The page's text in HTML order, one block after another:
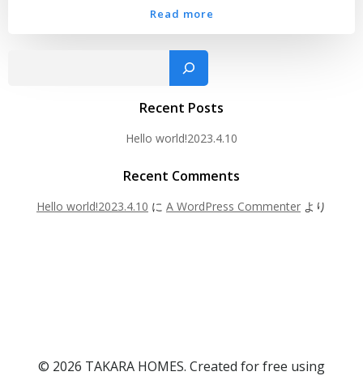
Read more
Recent Posts
Hello world!2023.4.10
Recent Comments
Hello world!2023.4.10 に A WordPress Commenter より
© 2026 TAKARA HOMES. Created for free using